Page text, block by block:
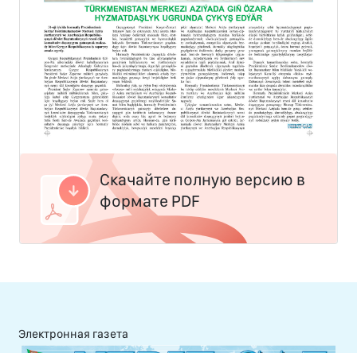
Скачайте полную версию в
формате PDF
Электронная газета